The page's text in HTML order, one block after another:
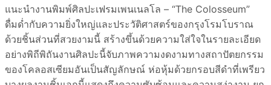
แนะนำงานพิมพ์ศิลปะเฟรมเพนเนลโล – “The Colosseum”
ดื่มด่ำกับความยิ่งใหญ่และประวัติศาสตร์ของกรุงโรมโบราณ
ด้วยชิ้นส่วนที่สวยงามนี้ สร้างขึ้นด้วยความใส่ใจในรายละเอียด
อย่างพิถีพิถันงานศิลปะนี้จับภาพความงดงามทางสถาปัตยกรรม
ของโคลอสเซียมอันเป็นสัญลักษณ์ ห่อหุ้มด้วยกรอบสีดำที่เพรียว